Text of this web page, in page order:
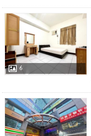
店長推薦
6
店長推薦